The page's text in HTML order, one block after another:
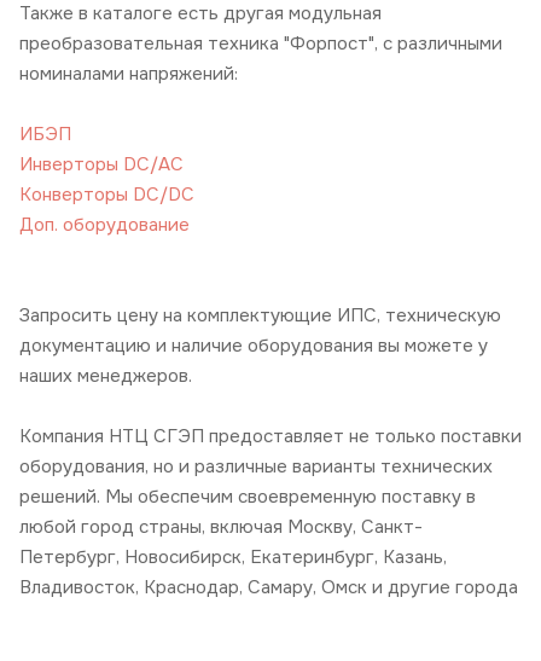
Также в каталоге есть другая модульная
преобразовательная техника "Форпост", с различными
номиналами напряжений:
ИБЭП
Инверторы DC/AC
Конверторы DC/DC
Доп. оборудование
Запросить цену на комплектующие ИПС, техническую
документацию и наличие оборудования вы можете у
наших менеджеров.
Компания НТЦ СГЭП предоставляет не только поставки
оборудования, но и различные варианты технических
решений. Мы обеспечим своевременную поставку в
любой город страны, включая Москву, Санкт-
Петербург, Новосибирск, Екатеринбург, Казань,
Владивосток, Краснодар, Самару, Омск и другие города